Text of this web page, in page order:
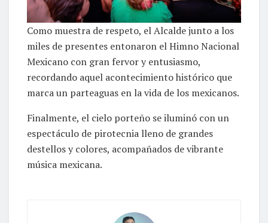
Como muestra de respeto, el Alcalde junto a los
miles de presentes entonaron el Himno Nacional
Mexicano con gran fervor y entusiasmo,
recordando aquel acontecimiento histórico que
marca un parteaguas en la vida de los mexicanos.
Finalmente, el cielo porteño se iluminó con un
espectáculo de pirotecnia lleno de grandes
destellos y colores, acompañados de vibrante
música mexicana.